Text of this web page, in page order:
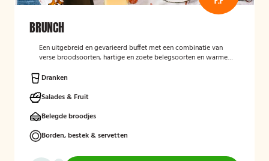
BRUNCH
Een uitgebreid en gevarieerd buffet met een combinatie van
verse broodsoorten, hartige en zoete belegsoorten en warme
dag.
Dranken
Salades & Fruit
Belegde broodjes
Borden, bestek & servetten